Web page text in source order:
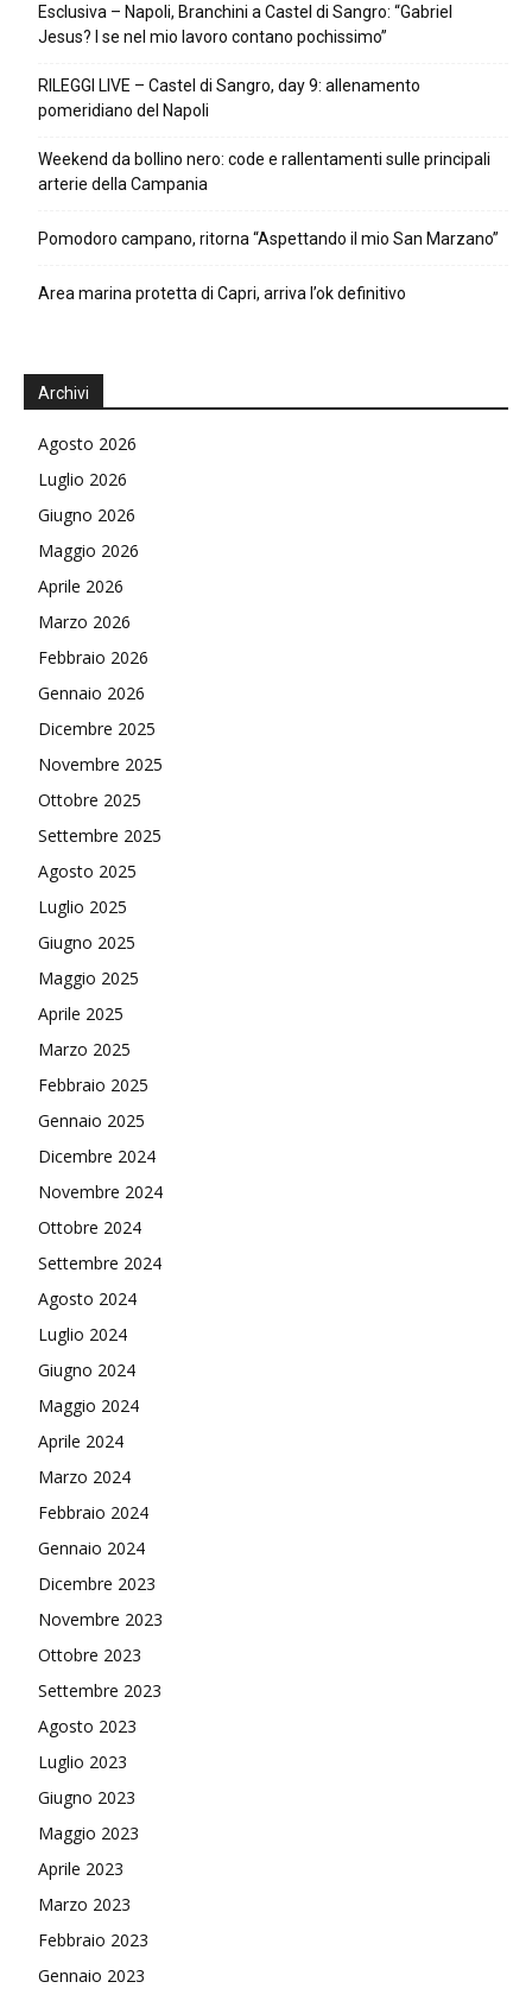
Esclusiva – Napoli, Branchini a Castel di Sangro: “Gabriel
Jesus? I se nel mio lavoro contano pochissimo”
RILEGGI LIVE – Castel di Sangro, day 9: allenamento
pomeridiano del Napoli
Weekend da bollino nero: code e rallentamenti sulle principali
arterie della Campania
Pomodoro campano, ritorna “Aspettando il mio San Marzano”
Area marina protetta di Capri, arriva l’ok definitivo
Archivi
Agosto 2026
Luglio 2026
Giugno 2026
Maggio 2026
Aprile 2026
Marzo 2026
Febbraio 2026
Gennaio 2026
Dicembre 2025
Novembre 2025
Ottobre 2025
Settembre 2025
Agosto 2025
Luglio 2025
Giugno 2025
Maggio 2025
Aprile 2025
Marzo 2025
Febbraio 2025
Gennaio 2025
Dicembre 2024
Novembre 2024
Ottobre 2024
Settembre 2024
Agosto 2024
Luglio 2024
Giugno 2024
Maggio 2024
Aprile 2024
Marzo 2024
Febbraio 2024
Gennaio 2024
Dicembre 2023
Novembre 2023
Ottobre 2023
Settembre 2023
Agosto 2023
Luglio 2023
Giugno 2023
Maggio 2023
Aprile 2023
Marzo 2023
Febbraio 2023
Gennaio 2023